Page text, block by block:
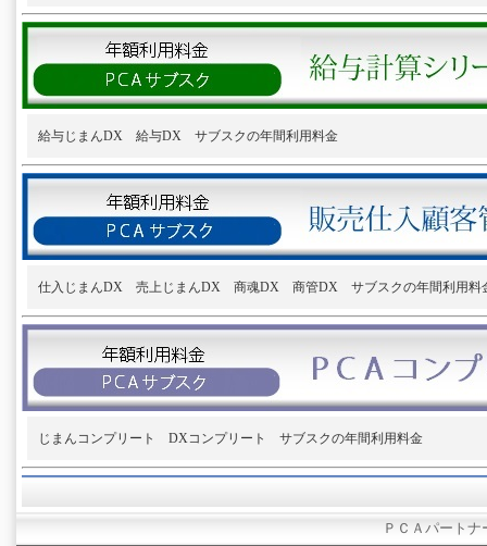
給与じまんDX 給与DX サブスクの年間利用料金
仕入じまんDX 売上じまんDX 商魂DX 商管DX サブスクの年間利用料
じまんコンプリート DXコンプリート サブスクの年間利用料金
ＰＣＡパート